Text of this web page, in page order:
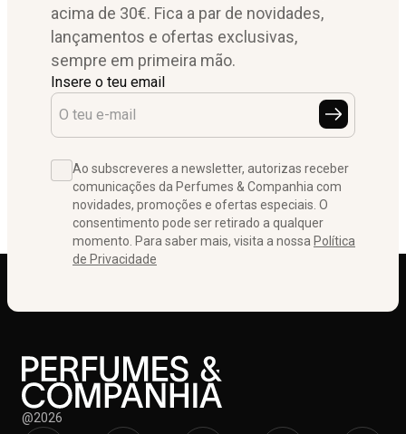
acima de 30€. Fica a par de novidades,
lançamentos e ofertas exclusivas,
sempre em primeira mão.
Insere o teu email
Ao subscreveres a newsletter, autorizas receber
comunicações da Perfumes & Companhia com
novidades, promoções e ofertas especiais. O
consentimento pode ser retirado a qualquer
momento. Para saber mais, visita a nossa Política
de Privacidade
@2026